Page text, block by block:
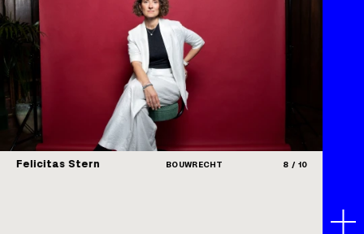
Felicitas Stern BOUWRECHT 8 / 10